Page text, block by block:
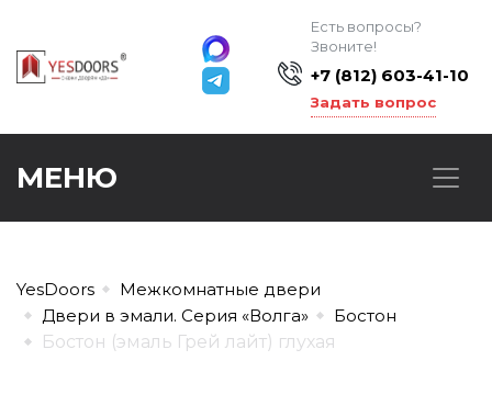
Есть вопросы?
Звоните!
+7 (812) 603-41-10
Задать вопрос
МЕНЮ
YesDoors
Межкомнатные двери
Двери в эмали. Серия «Волга»
Бостон
Бостон (эмаль Грей лайт) глухая